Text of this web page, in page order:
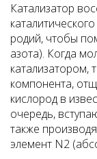
Катализатор
родий, чтобы
азота). Когда
катализатором,
компонента,
кислород в
очередь,
также
элемент N2